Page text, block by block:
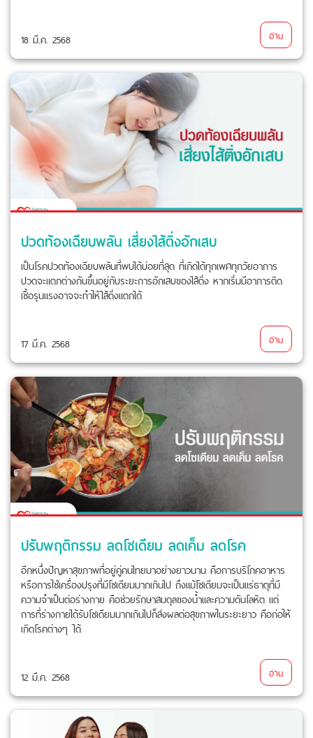
18 มี.ค. 2568 อ่าน
ปวดท้องเฉียบพลัน เสี่ยงไส้ติ่งอักเสบ
เป็นโรคปวดท้องเฉียบพลันที่พบได้บ่อยที่สุด ที่เกิดได้ทุกเพศทุกวัยอาการ
ปวดจะแตกต่างกันขึ้นอยู่กับระยะการอักเสบของไส้ติ่ง หากเริ่มมีอาการติด
เชื้อรุนแรงอาจจะทำให้ไส้ติ่งแตกได้
17 มี.ค. 2568 อ่าน
ปรับพฤติกรรม ลดโซเดียม ลดเค็ม ลดโรค
อีกหนึ่งปัญหาสุขภาพที่อยู่คู่คนไทยมาอย่างยาวนาน คือการบริโภคอาหาร
หรือการใช้เครื่องปรุงที่มีโซเดียมมากเกินไป ถึงแม้โซเดียมจะเป็นแร่ธาตุที่มี
ความจำเป็นต่อร่างกาย คือช่วยรักษาสมดุลของน้ำและความดันโลหิต แต่
การที่ร่างกายได้รับโซเดียมมากเกินไปก็ส่งผลต่อสุขภาพในระยะยาว คือก่อให้
เกิดโรคต่างๆ ได้
12 มี.ค. 2568 อ่าน